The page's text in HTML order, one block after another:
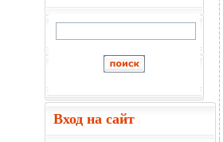
Вход на сайт